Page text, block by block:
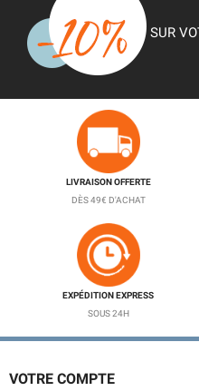
SUR
LIVRAISON OFFERTE
DÈS 49€ D'ACHAT
EXPÉDITION EXPRESS
SOUS 24H
VOTRE COMPTE